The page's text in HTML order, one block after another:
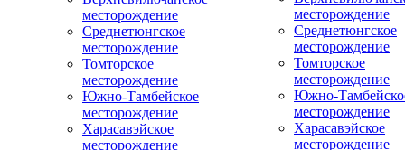
месторождение
Среднетюнгское
месторождение
Томторское
месторождение
Южно-Тамбейское
месторождение
Харасавэйское
месторождение
месторождение
Среднетюнгское
месторождение
Томторское
месторождение
Южно-
месторождение
Харасавэйское
месторождение